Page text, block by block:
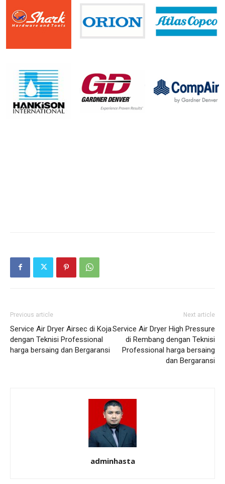
Previous article
Service Air Dryer Airsec di Koja
dengan Teknisi Professional
harga bersaing dan Bergaransi
Next article
Service Air Dryer High Pressure
di Rembang dengan Teknisi
Professional harga bersaing
dan Bergaransi
adminhasta